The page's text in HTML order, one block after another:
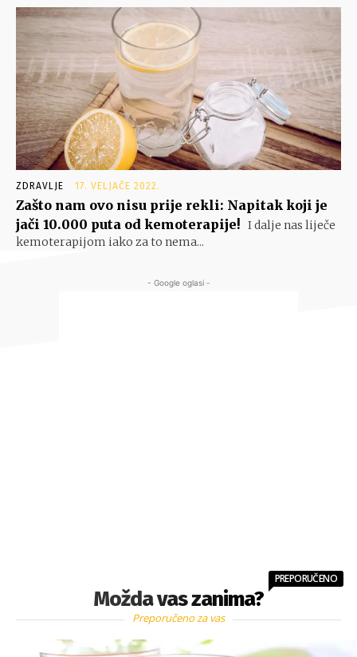
ZDRAVLJE 17. VELJAČE 2022.
Zašto nam ovo nisu prije rekli: Napitak koji je
jači 10.000 puta od kemoterapije! I dalje nas liječe
kemoterapijom iako za to nema...
- Google oglasi -
Možda vas zanima?
PREPORUČENO
Preporučeno za vas